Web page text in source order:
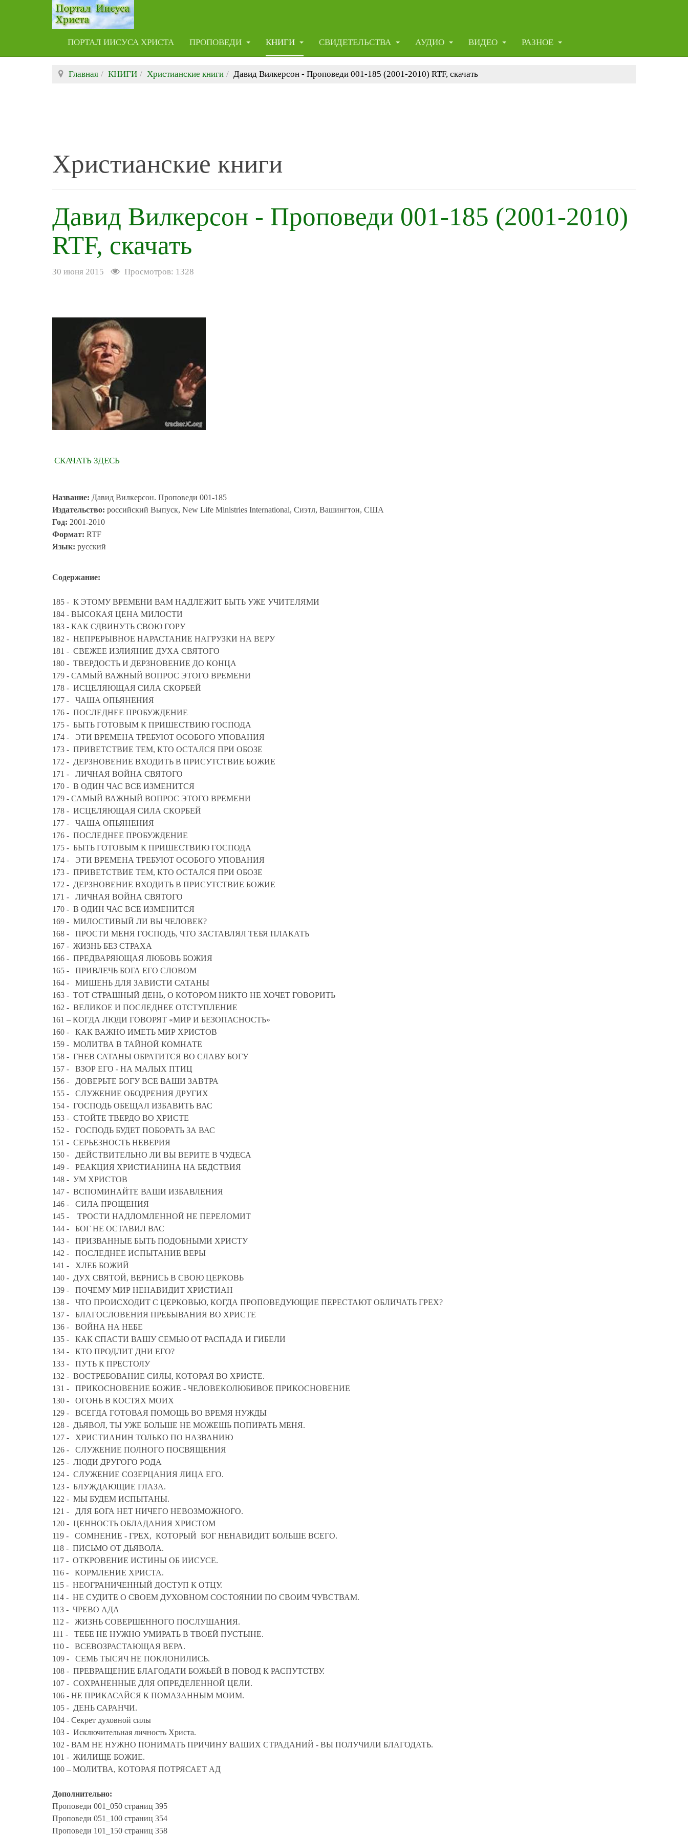
ПОРТАЛ ИИСУСА ХРИСТА ПРОПОВЕДИ КНИГИ СВИДЕТЕЛЬСТВА АУДИО ВИДЕО РАЗНОЕ
Главная КНИГИ Христианские книги Давид Вилкерсон - Проповеди 001-185 (2001-2010) RTF, скачать
Христианские книги
Давид Вилкерсон - Проповеди 001-185 (2001-2010)
RTF, скачать
30 июня 2015 Просмотров: 1328
СКАЧАТЬ ЗДЕСЬ
Название: Давид Вилкерсон. Проповеди 001-185
Издательство: российский Выпуск, New Life Ministries International, Сиэтл, Вашингтон, США
Год: 2001-2010
Формат: RTF
Язык: русский
Содержание:
185 - К ЭТОМУ ВРЕМЕНИ ВАМ НАДЛЕЖИТ БЫТЬ УЖЕ УЧИТЕЛЯМИ
184 - ВЫСОКАЯ ЦЕНА МИЛОСТИ
183 - КАК СДВИНУТЬ СВОЮ ГОРУ
182 - НЕПРЕРЫВНОЕ НАРАСТАНИЕ НАГРУЗКИ НА ВЕРУ
181 - СВЕЖЕЕ ИЗЛИЯНИЕ ДУХА СВЯТОГО
180 - ТВЕРДОСТЬ И ДЕРЗНОВЕНИЕ ДО КОНЦА
179 - САМЫЙ ВАЖНЫЙ ВОПРОС ЭТОГО ВРЕМЕНИ
178 - ИСЦЕЛЯЮЩАЯ СИЛА СКОРБЕЙ
177 - ЧАША ОПЬЯНЕНИЯ
176 - ПОСЛЕДНЕЕ ПРОБУЖДЕНИЕ
175 - БЫТЬ ГОТОВЫМ К ПРИШЕСТВИЮ ГОСПОДА
174 - ЭТИ ВРЕМЕНА ТРЕБУЮТ ОСОБОГО УПОВАНИЯ
173 - ПРИВЕТСТВИЕ ТЕМ, КТО ОСТАЛСЯ ПРИ ОБОЗЕ
172 - ДЕРЗНОВЕНИЕ ВХОДИТЬ В ПРИСУТСТВИЕ БОЖИЕ
171 - ЛИЧНАЯ ВОЙНА СВЯТОГО
170 - В ОДИН ЧАС ВСЕ ИЗМЕНИТСЯ
179 - САМЫЙ ВАЖНЫЙ ВОПРОС ЭТОГО ВРЕМЕНИ
178 - ИСЦЕЛЯЮЩАЯ СИЛА СКОРБЕЙ
177 - ЧАША ОПЬЯНЕНИЯ
176 - ПОСЛЕДНЕЕ ПРОБУЖДЕНИЕ
175 - БЫТЬ ГОТОВЫМ К ПРИШЕСТВИЮ ГОСПОДА
174 - ЭТИ ВРЕМЕНА ТРЕБУЮТ ОСОБОГО УПОВАНИЯ
173 - ПРИВЕТСТВИЕ ТЕМ, КТО ОСТАЛСЯ ПРИ ОБОЗЕ
172 - ДЕРЗНОВЕНИЕ ВХОДИТЬ В ПРИСУТСТВИЕ БОЖИЕ
171 - ЛИЧНАЯ ВОЙНА СВЯТОГО
170 - В ОДИН ЧАС ВСЕ ИЗМЕНИТСЯ
169 - МИЛОСТИВЫЙ ЛИ ВЫ ЧЕЛОВЕК?
168 - ПРОСТИ МЕНЯ ГОСПОДЬ, ЧТО ЗАСТАВЛЯЛ ТЕБЯ ПЛАКАТЬ
167 - ЖИЗНЬ БЕЗ СТРАХА
166 - ПРЕДВАРЯЮЩАЯ ЛЮБОВЬ БОЖИЯ
165 - ПРИВЛЕЧЬ БОГА ЕГО СЛОВОМ
164 - МИШЕНЬ ДЛЯ ЗАВИСТИ САТАНЫ
163 - ТОТ СТРАШНЫЙ ДЕНЬ, О КОТОРОМ НИКТО НЕ ХОЧЕТ ГОВОРИТЬ
162 - ВЕЛИКОЕ И ПОСЛЕДНЕЕ ОТСТУПЛЕНИЕ
161 – КОГДА ЛЮДИ ГОВОРЯТ «МИР И БЕЗОПАСНОСТЬ»
160 - КАК ВАЖНО ИМЕТЬ МИР ХРИСТОВ
159 - МОЛИТВА В ТАЙНОЙ КОМНАТЕ
158 - ГНЕВ САТАНЫ ОБРАТИТСЯ ВО СЛАВУ БОГУ
157 - ВЗОР ЕГО - НА МАЛЫХ ПТИЦ
156 - ДОВЕРЬТЕ БОГУ ВСЕ ВАШИ ЗАВТРА
155 - СЛУЖЕНИЕ ОБОДРЕНИЯ ДРУГИХ
154 - ГОСПОДЬ ОБЕЩАЛ ИЗБАВИТЬ ВАС
153 - СТОЙТЕ ТВЕРДО ВО ХРИСТЕ
152 - ГОСПОДЬ БУДЕТ ПОБОРАТЬ ЗА ВАС
151 - СЕРЬЕЗНОСТЬ НЕВЕРИЯ
150 - ДЕЙСТВИТЕЛЬНО ЛИ ВЫ ВЕРИТЕ В ЧУДЕСА
149 - РЕАКЦИЯ ХРИСТИАНИНА НА БЕДСТВИЯ
148 - УМ ХРИСТОВ
147 - ВСПОМИНАЙТЕ ВАШИ ИЗБАВЛЕНИЯ
146 - СИЛА ПРОЩЕНИЯ
145 - ТРОСТИ НАДЛОМЛЕННОЙ НЕ ПЕРЕЛОМИТ
144 - БОГ НЕ ОСТАВИЛ ВАС
143 - ПРИЗВАННЫЕ БЫТЬ ПОДОБНЫМИ ХРИСТУ
142 - ПОСЛЕДНЕЕ ИСПЫТАНИЕ ВЕРЫ
141 - ХЛЕБ БОЖИЙ
140 - ДУХ СВЯТОЙ, ВЕРНИСЬ В СВОЮ ЦЕРКОВЬ
139 - ПОЧЕМУ МИР НЕНАВИДИТ ХРИСТИАН
138 - ЧТО ПРОИСХОДИТ С ЦЕРКОВЬЮ, КОГДА ПРОПОВЕДУЮЩИЕ ПЕРЕСТАЮТ ОБЛИЧАТЬ ГРЕХ?
137 - БЛАГОСЛОВЕНИЯ ПРЕБЫВАНИЯ ВО ХРИСТЕ
136 - ВОЙНА НА НЕБЕ
135 - КАК СПАСТИ ВАШУ СЕМЬЮ ОТ РАСПАДА И ГИБЕЛИ
134 - КТО ПРОДЛИТ ДНИ ЕГО?
133 - ПУТЬ К ПРЕСТОЛУ
132 - ВОСТРЕБОВАНИЕ СИЛЫ, КОТОРАЯ ВО ХРИСТЕ.
131 - ПРИКОСНОВЕНИЕ БОЖИЕ - ЧЕЛОВЕКОЛЮБИВОЕ ПРИКОСНОВЕНИЕ
130 - ОГОНЬ В КОСТЯХ МОИХ
129 - ВСЕГДА ГОТОВАЯ ПОМОЩЬ ВО ВРЕМЯ НУЖДЫ
128 - ДЬЯВОЛ, ТЫ УЖЕ БОЛЬШЕ НЕ МОЖЕШЬ ПОПИРАТЬ МЕНЯ.
127 - ХРИСТИАНИН ТОЛЬКО ПО НАЗВАНИЮ
126 - СЛУЖЕНИЕ ПОЛНОГО ПОСВЯЩЕНИЯ
125 - ЛЮДИ ДРУГОГО РОДА
124 - СЛУЖЕНИЕ СОЗЕРЦАНИЯ ЛИЦА ЕГО.
123 - БЛУЖДАЮЩИЕ ГЛАЗА.
122 - МЫ БУДЕМ ИСПЫТАНЫ.
121 - ДЛЯ БОГА НЕТ НИЧЕГО НЕВОЗМОЖНОГО.
120 - ЦЕННОСТЬ ОБЛАДАНИЯ ХРИСТОМ
119 - СОМНЕНИЕ - ГРЕХ, КОТОРЫЙ БОГ НЕНАВИДИТ БОЛЬШЕ ВСЕГО.
118 - ПИСЬМО ОТ ДЬЯВОЛА.
117 - ОТКРОВЕНИЕ ИСТИНЫ ОБ ИИСУСЕ.
116 - КОРМЛЕНИЕ ХРИСТА.
115 - НЕОГРАНИЧЕННЫЙ ДОСТУП К ОТЦУ.
114 - НЕ СУДИТЕ О СВОЕМ ДУХОВНОМ СОСТОЯНИИ ПО СВОИМ ЧУВСТВАМ.
113 - ЧРЕВО АДА
112 - ЖИЗНЬ СОВЕРШЕННОГО ПОСЛУШАНИЯ.
111 - ТЕБЕ НЕ НУЖНО УМИРАТЬ В ТВОЕЙ ПУСТЫНЕ.
110 - ВСЕВОЗРАСТАЮЩАЯ ВЕРА.
109 - СЕМЬ ТЫСЯЧ НЕ ПОКЛОНИЛИСЬ.
108 - ПРЕВРАЩЕНИЕ БЛАГОДАТИ БОЖЬЕЙ В ПОВОД К РАСПУТСТВУ.
107 - СОХРАНЕННЫЕ ДЛЯ ОПРЕДЕЛЕННОЙ ЦЕЛИ.
106 - НЕ ПРИКАСАЙСЯ К ПОМАЗАННЫМ МОИМ.
105 - ДЕНЬ САРАНЧИ.
104 - Секрет духовной силы
103 - Исключительная личность Христа.
102 - ВАМ НЕ НУЖНО ПОНИМАТЬ ПРИЧИНУ ВАШИХ СТРАДАНИЙ - ВЫ ПОЛУЧИЛИ БЛАГОДАТЬ.
101 - ЖИЛИЩЕ БОЖИЕ.
100 – МОЛИТВА, КОТОРАЯ ПОТРЯСАЕТ АД
Дополнительно:
Проповеди 001_050 страниц 395
Проповеди 051_100 страниц 354
Проповеди 101_150 страниц 358